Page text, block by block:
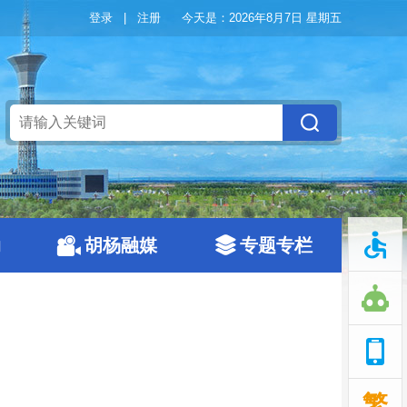
登录 注册 今天是： 2026年8月7日 星期五
胡杨融媒 专题专栏